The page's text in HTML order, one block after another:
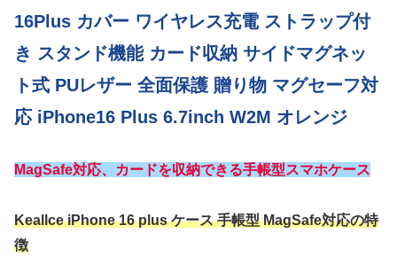
16Plus カバー ワイヤレス充電 ストラップ付
き スタンド機能 カード収納 サイドマグネッ
ト式 PUレザー 全面保護 贈り物 マグセーフ対
応 iPhone16 Plus 6.7inch W2M オレンジ
MagSafe対応、カードを収納できる手帳型スマホケース
Keallce iPhone 16 plus ケース 手帳型 MagSafe対応の特
徴